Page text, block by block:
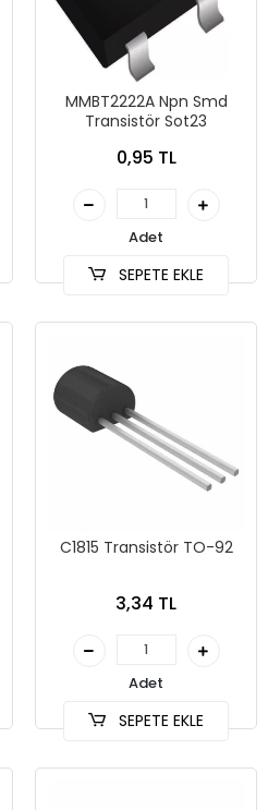
MMBT2222A Npn Smd
Transistör Sot23
0,95 TL
Adet
SEPETE EKLE
C1815 Transistör TO-92
3,34 TL
Adet
SEPETE EKLE